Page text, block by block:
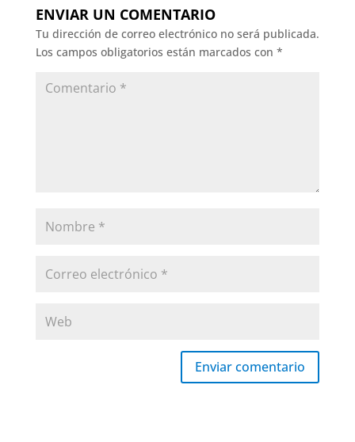
ENVIAR UN COMENTARIO
Tu dirección de correo electrónico no será publicada.
Los campos obligatorios están marcados con *
Enviar comentario